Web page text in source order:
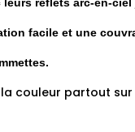
facile et une
couleur partout